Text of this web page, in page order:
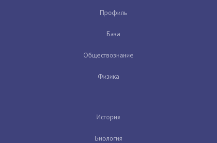
Профиль
База
Обществознание
Физика
История
Биология